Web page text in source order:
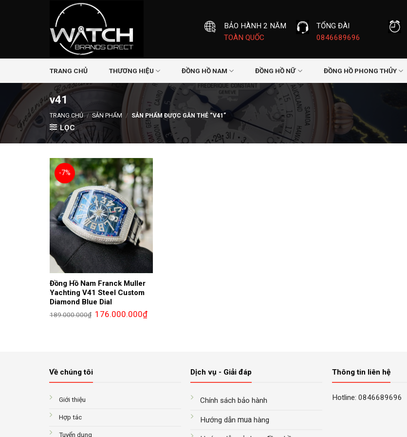
BẢO HÀNH 2 NĂM
TOÀN QUỐC
TỔNG ĐÀI
0846689696
TRANG CHỦ THƯƠNG HIỆU ĐỒNG HỒ NAM ĐỒNG HỒ NỮ ĐỒNG HỒ PHONG THỦY
v41
TRANG CHỦ / SẢN PHẨM / SẢN PHẨM ĐƯỢC GẮN THẺ “V41”
LỌC
-7%
Đồng Hồ Nam Franck Muller
Yachting V41 Steel Custom
Diamond Blue Dial
189.000.000₫ Giá
gốc
176.000.000₫Giá
hiện
Về chúng tôi
Giới thiệu
Hợp tác
Tuyển dụng
Dịch vụ - Giải đáp
Chính sách bảo hành
Hướng dẫnmua hàng
Thông tin liên hệ
Hotline: 0846689696